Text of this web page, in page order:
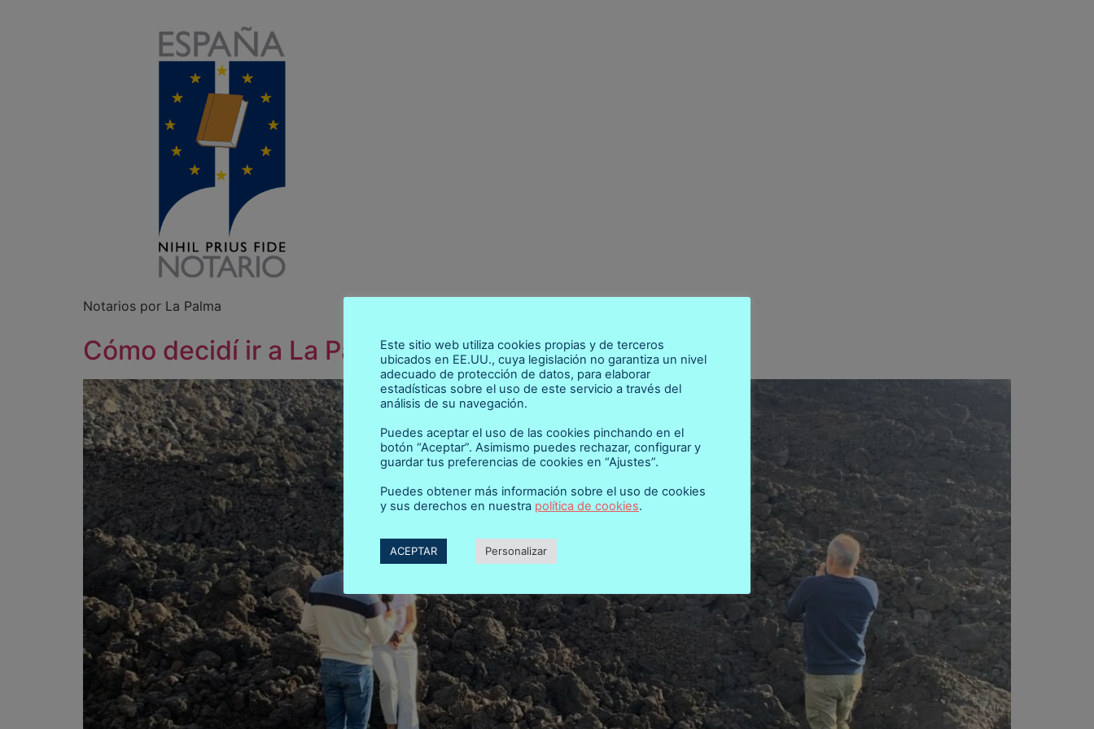
Notarios por La Palma
Cómo decidí ir a La PalmaEste sitio web utiliza cookies propias y de terceros
ubicados en EE.UU., cuya legislación no garantiza un nivel
adecuado de protección de datos, para elaborar
estadísticas sobre el uso de este servicio a través del
análisis de su navegación.
Puedes aceptar el uso de las cookies pinchando en el
botón “Aceptar”. Asimismo puedes rechazar, configurar y
guardar tus preferencias de cookies en “Ajustes”.
Puedes obtener más información sobre el uso de cookies
y sus derechos en nuestra política de cookies.
ACEPTAR Personalizar